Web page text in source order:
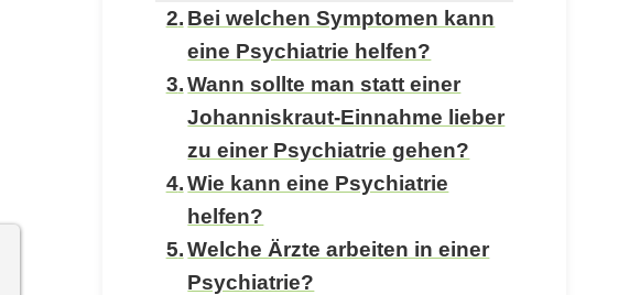
Bei welchen Symptomen kann
eine Psychiatrie helfen?
Wann sollte man statt einer
Johanniskraut-Einnahme lieber
zu einer Psychiatrie gehen?
Wie kann eine Psychiatrie
helfen?
Welche Ärzte arbeiten in einer
Psychiatrie?